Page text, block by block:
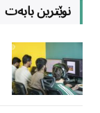
نوێترین بابەت